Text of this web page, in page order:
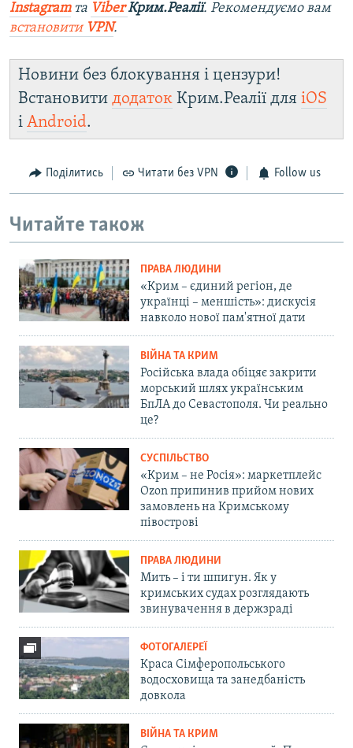
Instagramта ViberКрим.Реалії. Рекомендуємо вам
встановити VPN.
Новини без блокування і цензури!
Встановити додаток Крим.Реалії для iOS
і Android.
Поділитись Читати без VPN Follow us
Читайте також
ПРАВА ЛЮДИНИ
«Крим – єдиний регіон, де
українці – меншість»: дискусія
навколо нової пам'ятної дати
ВІЙНА ТА КРИМ
Російська влада обіцяє закрити
морський шлях українським
БпЛА до Севастополя. Чи реально
це?
СУСПІЛЬСТВО
«Крим – не Росія»: маркетплейс
Ozon припинив прийом нових
замовлень на Кримському
півострові
ПРАВА ЛЮДИНИ
Мить – і ти шпигун. Як у
кримських судах розглядають
звинувачення в держзраді
ФОТОГАЛЕРЕЇ
Краса Сімферопольського
водосховища та занедбаність
довкола
ВІЙНА ТА КРИМ